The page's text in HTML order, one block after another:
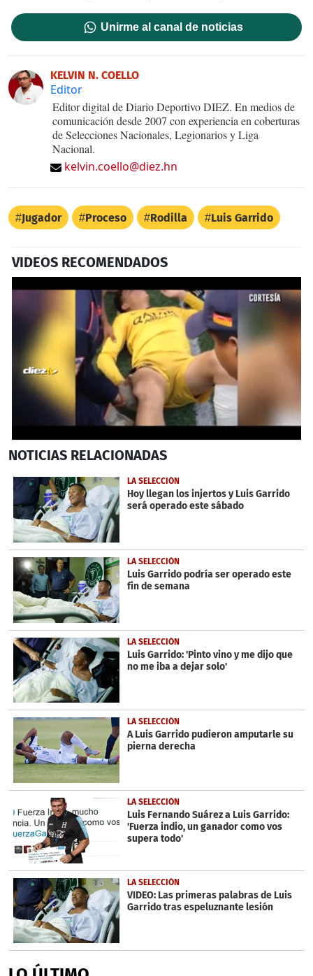
Unirme al canal de noticias
KELVIN N. COELLO
Editor
Editor digital de Diario Deportivo DIEZ. En medios de
comunicación desde 2007 con experiencia en coberturas
de Selecciones Nacionales, Legionarios y Liga
Nacional.
kelvin.coello@diez.hn
Jugador Proceso Rodilla Luis Garrido
VIDEOS RECOMENDADOS
seconds
35
seconds
NOTICIAS RELACIONADAS
LA SELECCIÓN
Hoy llegan los injertos y Luis Garrido
será operado este sábado
LA SELECCIÓN
Luis Garrido podría ser operado este
fin de semana
LA SELECCIÓN
Luis Garrido: 'Pinto vino y me dijo que
no me iba a dejar solo'
LA SELECCIÓN
A Luis Garrido pudieron amputarle su
pierna derecha
LA SELECCIÓN
Luis Fernando Suárez a Luis Garrido:
'Fuerza indio, un ganador como vos
supera todo'
LA SELECCIÓN
VIDEO: Las primeras palabras de Luis
Garrido tras espeluznante lesión